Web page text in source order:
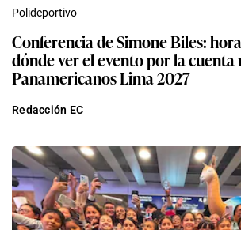
Polideportivo
Conferencia de Simone Biles:
dónde ver el evento por la cuenta
Panamericanos Lima 2027
Redacción EC